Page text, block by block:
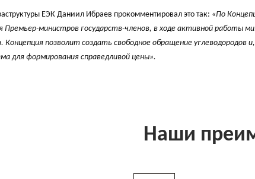
ЕЭК Даниил Ибраев прокомментировал это так: «По
Премьер-министров государств-членов, в ходе активной работы
Концепция позволит создать свободное обращение углеводородов
для формирования справедливой цены».
Наши